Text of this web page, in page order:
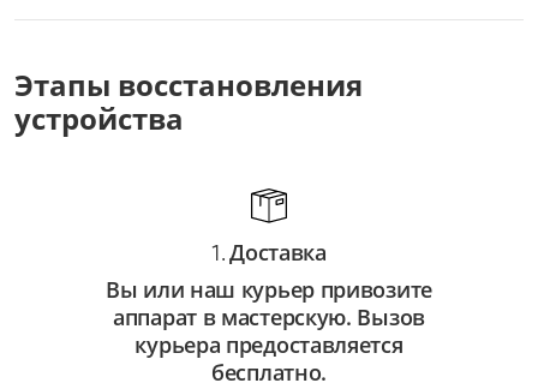
Этапы восстановления
устройства
1.Доставка
Вы или наш курьер привозите
аппарат в мастерскую. Вызов
курьера предоставляется
бесплатно.